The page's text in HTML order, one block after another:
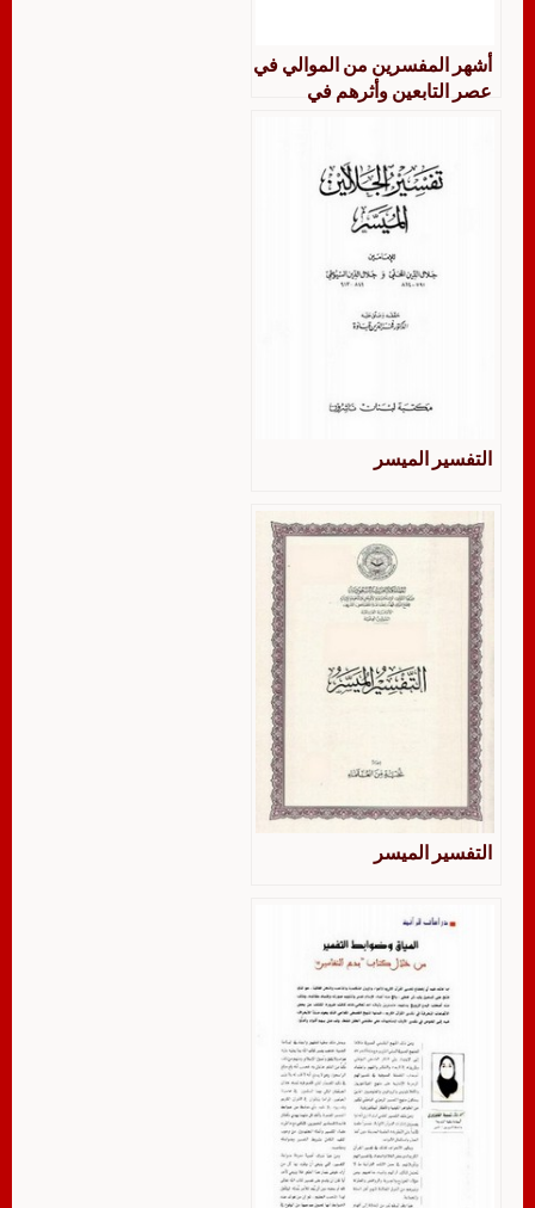
أشهر المفسرين من الموالي في
عصر التابعين وأثرهم في
التفسير الميسر
التفسير الميسر